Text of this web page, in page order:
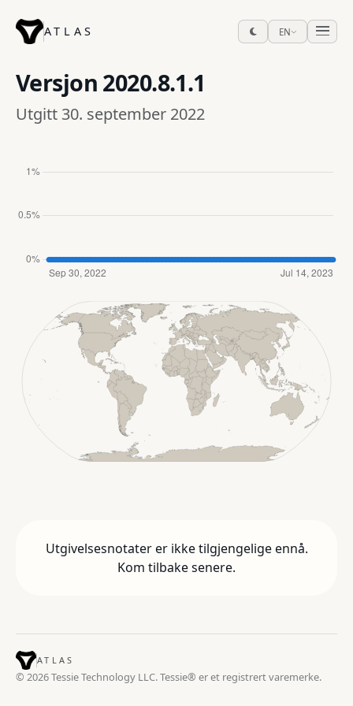
ATLAS EN
Versjon 2020.8.1.1
Utgitt 30. september 2022
Utgivelsesnotater er ikke tilgjengelige ennå.
Kom tilbake senere.
ATLAS
© 2026 Tessie Technology LLC. Tessie® er et registrert varemerke.